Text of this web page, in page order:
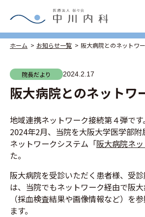
ホーム お知らせ一覧 阪大病院とのネットワー
院長だより 2024.2.17
阪大病院とのネットワ
地域連携ネットワーク接続第４弾です。
2024年2月、当院を大阪大学医学部
ネットワークシステム「阪大病院ネッ
た。
阪大病院を受診いただく患者様、受
は、当院でもネットワーク経由で阪
（採血検査結果や画像情報など）を
ます。